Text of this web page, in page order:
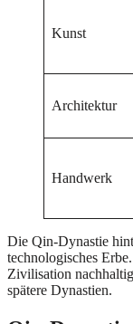
Kunst
Architektur
Handwerk
Die Qin-Dynastie
technologisches
Zivilisation
spätere Dynastien.